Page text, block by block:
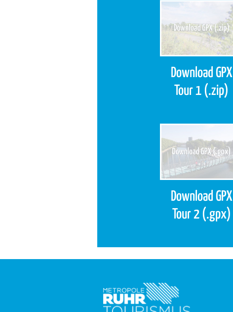
Download GPX
Tour 1 (.zip)
Download GPX
Tour 2 (.gpx)